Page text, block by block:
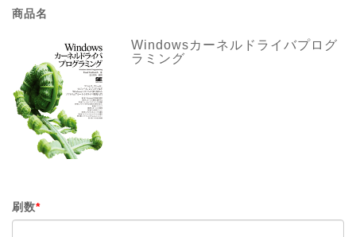
商品名
Windowsカーネルドライバプログ
ラミング
刷数*